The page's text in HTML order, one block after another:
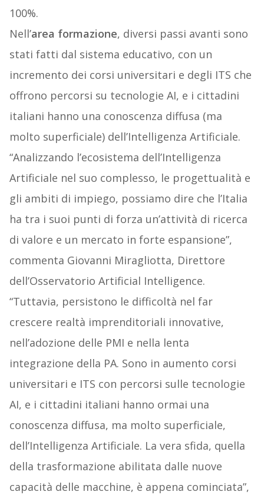
100%.
Nell’area formazione, diversi passi avanti sono
stati fatti dal sistema educativo, con un
incremento dei corsi universitari e degli ITS che
offrono percorsi su tecnologie AI, e i cittadini
italiani hanno una conoscenza diffusa (ma
molto superficiale) dell’Intelligenza Artificiale.
“Analizzando l’ecosistema dell’Intelligenza
Artificiale nel suo complesso, le progettualità e
gli ambiti di impiego, possiamo dire che l’Italia
ha tra i suoi punti di forza un’attività di ricerca
di valore e un mercato in forte espansione”,
commenta Giovanni Miragliotta, Direttore
dell’Osservatorio Artificial Intelligence.
“Tuttavia, persistono le difficoltà nel far
crescere realtà imprenditoriali innovative,
nell’adozione delle PMI e nella lenta
integrazione della PA. Sono in aumento corsi
universitari e ITS con percorsi sulle tecnologie
AI, e i cittadini italiani hanno ormai una
conoscenza diffusa, ma molto superficiale,
dell’Intelligenza Artificiale. La vera sfida, quella
della trasformazione abilitata dalle nuove
capacità delle macchine, è appena cominciata”,